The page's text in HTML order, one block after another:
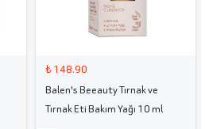
₺ 148.90
Balen's Beeauty Tırnak ve
Tırnak Eti Bakım Yağı 10 ml